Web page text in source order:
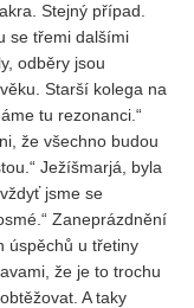
Stejný případ.
se třemi dalšími
odběry jsou
Starší kolega na
tu rezonanci.“
že všechno budou
Ježíšmarjá, byla
jsme se
Zaneprázdnění
úspěchů u třetiny
že je to trochu
A taky